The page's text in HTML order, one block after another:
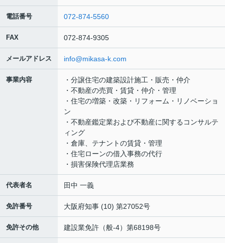
電話番号 072-874-5560
FAX 072-874-9305
メールアドレス info@mikasa-k.com
事業内容
・分譲住宅の建築設計施工・販売・仲介
・不動産の売買・賃貸・仲介・管理
・住宅の増築・改築・リフォーム・リノベーショ
ン
・不動産鑑定業および不動産に関するコンサルテ
ィング
・倉庫、テナントの賃貸・管理
・住宅ローンの借入事務の代行
・損害保険代理店業務
代表者名 田中 一義
免許番号 大阪府知事 (10) 第27052号
免許その他 建設業免許（般-4）第68198号